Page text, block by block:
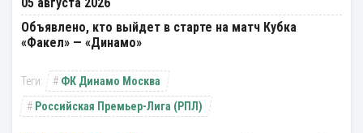
Объявлено, кто выйдет в старте на матч Кубка
«Факел» — «Динамо»
ФК Динамо Москва
Российская Премьер-Лига (РПЛ)